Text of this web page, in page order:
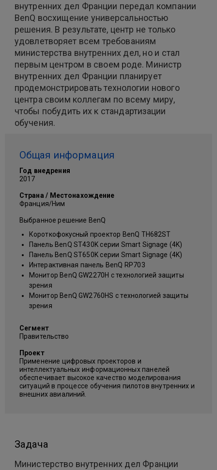
внутренних дел Франции передал компании
BenQ восхищение универсальностью
решения. В результате, центр не только
удовлетворяет всем требованиям
министерства внутренних дел, но и стал
первым центром в своем роде. Министр
внутренних дел Франции планирует
продемонстрировать технологии нового
центра своим коллегам по всему миру,
чтобы побудить их к стандартизации
обучения.
Общая информация
Год внедрения
2017
Страна / Местонахождение
Франция/Ним
Выбранное решение BenQ
Короткофокусный проектор BenQ TH682ST
Панель BenQ ST430K серии Smart Signage (4K)
Панель BenQ ST650K серии Smart Signage (4K)
Интерактивная панель BenQ RP703
Монитор BenQ GW2270H с технологией защиты
зрения
Монитор BenQ GW2760HS с технологией защиты
зрения
Сегмент
Правительство
Проект
Применение цифровых проекторов и
интеллектуальных информационных панелей
обеспечивает высокое качество моделирования
ситуаций в процессе обучения пилотов внутренних и
внешних авиалиний.
Задача
Министерство внутренних дел Франции